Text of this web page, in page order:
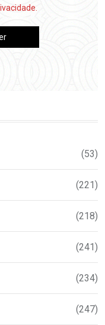
(53)
(221)
(218)
(241)
(234)
(247)